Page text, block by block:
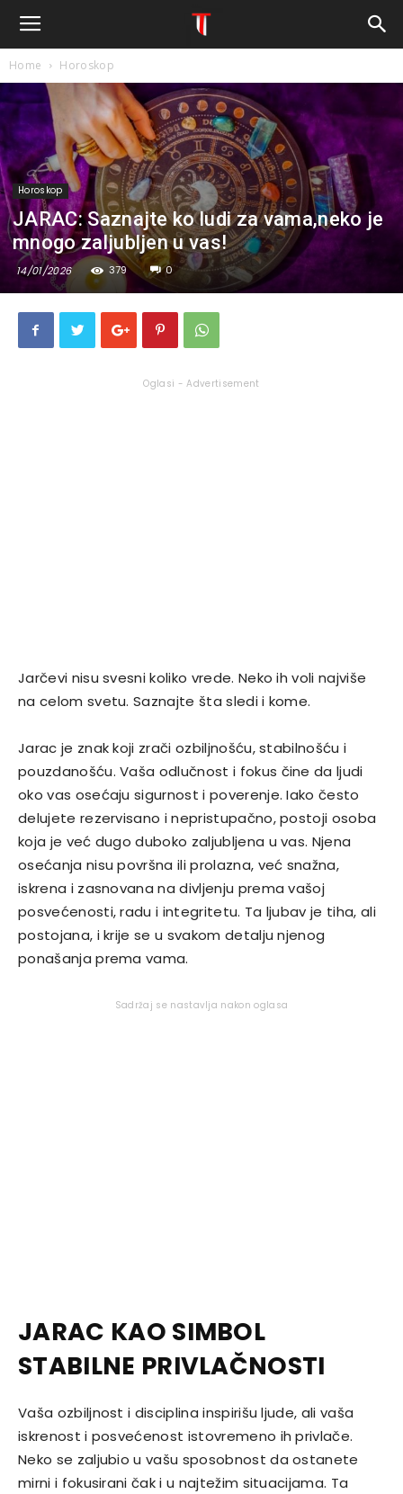
Home Horoskop
Horoskop
JARAC: Saznajte ko ludi za vama,neko je
mnogo zaljubljen u vas!
14/01/2026 379 0
Oglasi - Advertisement
Jarčevi nisu svesni koliko vrede. Neko ih voli najviše
na celom svetu. Saznajte šta sledi i kome.
Jarac je znak koji zrači ozbiljnošću, stabilnošću i
pouzdanošću. Vaša odlučnost i fokus čine da ljudi
oko vas osećaju sigurnost i poverenje. Iako često
delujete rezervisano i nepristupačno, postoji osoba
koja je već dugo duboko zaljubljena u vas. Njena
osećanja nisu površna ili prolazna, već snažna,
iskrena i zasnovana na divljenju prema vašoj
posvećenosti, radu i integritetu. Ta ljubav je tiha, ali
postojana, i krije se u svakom detalju njenog
ponašanja prema vama.
Sadržaj se nastavlja nakon oglasa
JARAC KAO SIMBOL
STABILNE PRIVLAČNOSTI
Vaša ozbiljnost i disciplina inspirišu ljude, ali vaša
iskrenost i posvećenost istovremeno ih privlače.
Neko se zaljubio u vašu sposobnost da ostanete
mirni i fokusirani čak i u najtežim situacijama. Ta